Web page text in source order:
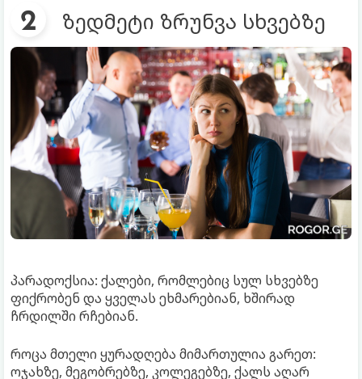
ზედმეტი ზრუნვა სხვებზე
პარადოქსია: ქალები, რომლებიც სულ სხვებზე
ფიქრობენ და ყველას ეხმარებიან, ხშირად
ჩრდილში რჩებიან.
როცა მთელი ყურადღება მიმართულია გარეთ:
ოჯახზე, მეგობრებზე, კოლეგებზე, ქალს აღარ